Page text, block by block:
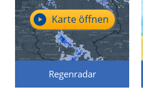
Regenradar
Karte öffnen